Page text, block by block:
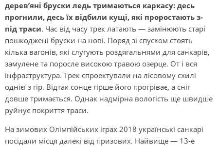
дерев’яні бруски ледь тримаються каркасу: десь
прогнили, десь їх відбили кущі, які проростають з-
під траси. Час від часу трек латають — замінюють старі
пошкоджені бруски на нові. Поряд зі спуском стоять
кілька вагонів, які слугують роздягальнями для санкарів,
замулене та поросле високою травою озерце. От і вся
інфраструктура. Трек спроектували на лісовому схилі
однієї з гір. Відтак сонце гірше його прогріває, а сніг
довше тримається. Однак надмірна вологість ще швидше
руйнує покриття траси.
На зимових Олімпійських іграх 2018 українські санкарі
посідали місця далекі від призових. Найвище — 13-е